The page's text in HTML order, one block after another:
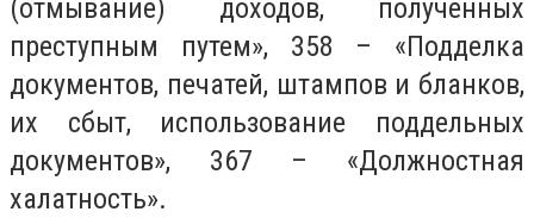
(отмывание) доходов, полученных
преступным путем», 358 – «Подделка
документов, печатей, штампов и бланков,
их сбыт, использование поддельных
документов», 367 – «Должностная
халатность».